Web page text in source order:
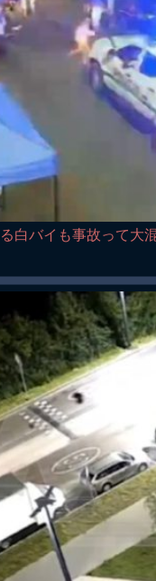
白バイも事故って大